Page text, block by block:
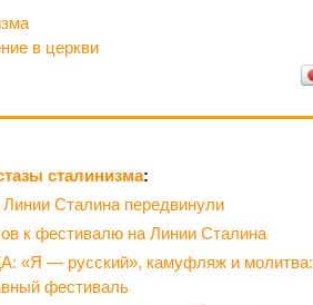
в церкви
сталинизма:
Сталина передвинули
к фестивалю на Линии Сталина
— русский», камуфляж и молитва:
фестиваль